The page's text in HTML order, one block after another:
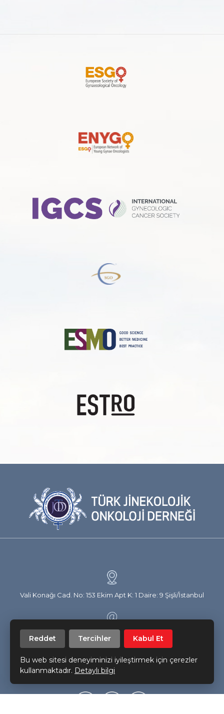
Vali Konağı Cad. No: 153 Ekim Apt K: 1 Daire: 9 Şişli/İstanbul
info@trsgo.org
Bizi takip edin!
Reddet Tercihler Kabul Et
Bu web sitesi deneyiminizi iyileştirmek için çerezler
kullanmaktadır. Detaylı bilgi